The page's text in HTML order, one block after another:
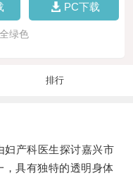
PC下载
绿色
排行
产科医生探讨嘉兴市
，具有独特的透明身体